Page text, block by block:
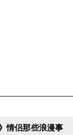
情侣那些浪漫事